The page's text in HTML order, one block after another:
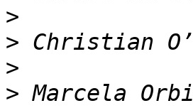
>
>
>
>